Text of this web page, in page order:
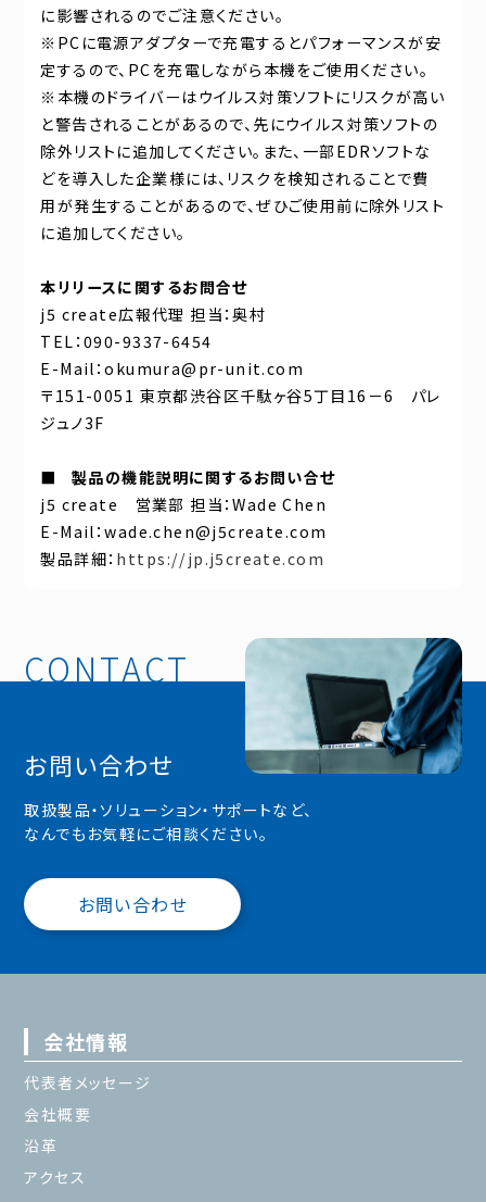
に影響されるのでご注意ください。
※PCに電源アダプターで充電するとパフォーマンスが安
定するので、PCを充電しながら本機をご使用ください。
※本機のドライバーはウイルス対策ソフトにリスクが高い
と警告されることがあるので、先にウイルス対策ソフトの
除外リストに追加してください。また、一部EDRソフトな
どを導入した企業様には、リスクを検知されることで費
用が発生することがあるので、ぜひご使用前に除外リスト
に追加してください。
本リリースに関するお問合せ
j5 create広報代理 担当：奥村
TEL：090-9337-6454
E-Mail：okumura@pr-unit.com
〒151-0051 東京都渋谷区千駄ヶ谷5丁目16－6 パレ
ジュノ3F
■製品の機能説明に関するお問い合せ
j5 create 営業部 担当：Wade Chen
E-Mail：wade.chen@j5create.com
製品詳細： https://jp.j5create.com
お問い合わせ
取扱製品・ソリューション・サポートなど、
なんでもお気軽にご相談ください。
お問い合わせ
会社情報
代表者メッセージ
会社概要
沿革
アクセス